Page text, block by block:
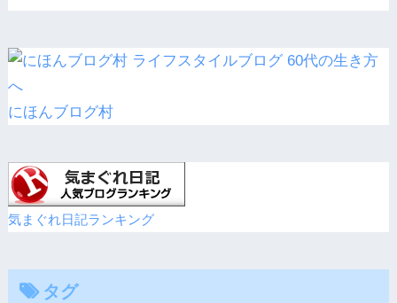
にほんブログ村
気まぐれ日記ランキング
タグ